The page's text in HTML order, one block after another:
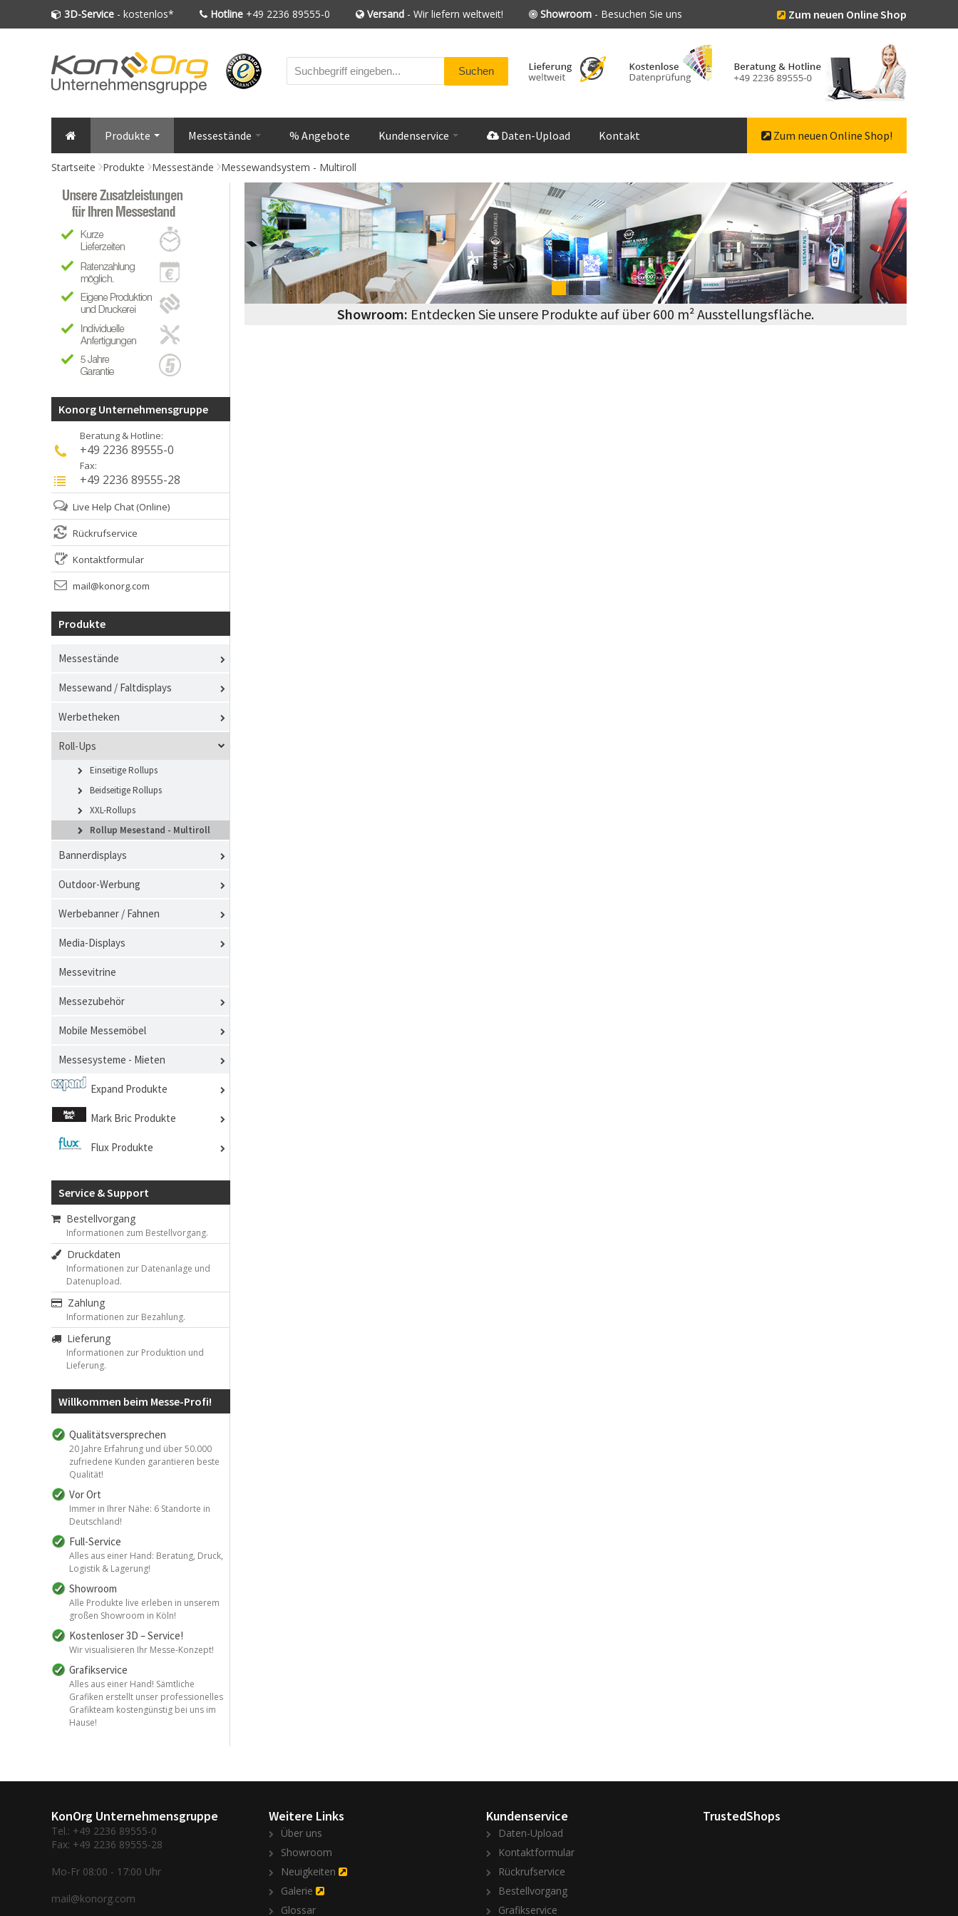
3D-Service - kostenlos* Hotline +49 2236 89555-0 Versand - Wir liefern weltweit! Showroom - Besuchen Sie uns Zum neuen Online Shop
Produkte Messestände % Angebote Kundenservice Daten-Upload Kontakt Zum neuen Online Shop!
Startseite Produkte Messestände Messewandsystem - Multiroll
Konorg Unternehmensgruppe
Beratung & Hotline:
+49 2236 89555-0
Fax:
+49 2236 89555-28
Live Help Chat (Online)
Rückrufservice
Kontaktformular
mail@konorg.com
Produkte
Messestände
Messewand / Faltdisplays
Werbetheken
Roll-Ups
Einseitige Rollups
Beidseitige Rollups
XXL-Rollups
Rollup Mesestand - Multiroll
Bannerdisplays
Outdoor-Werbung
Werbebanner / Fahnen
Media-Displays
Messevitrine
Messezubehör
Mobile Messemöbel
Messesysteme - Mieten
Expand Produkte
Mark Bric Produkte
Flux Produkte
Service & Support
Bestellvorgang
Informationen zum Bestellvorgang.
Druckdaten
Informationen zur Datenanlage und
Datenupload.
Zahlung
Informationen zur Bezahlung.
Lieferung
Informationen zur Produktion und
Lieferung.
Willkommen beim Messe-Profi!
Qualitätsversprechen
20 Jahre Erfahrung und über 50.000
zufriedene Kunden garantieren beste
Qualität!
Vor Ort
Immer in Ihrer Nähe: 6 Standorte in
Deutschland!
Full-Service
Alles aus einer Hand: Beratung, Druck,
Logistik & Lagerung!
Showroom
Alle Produkte live erleben in unserem
großen Showroom in Köln!
Kostenloser 3D – Service!
Wir visualisieren Ihr Messe-Konzept!
Grafikservice
Alles aus einer Hand! Sämtliche
Grafiken erstellt unser professionelles
Grafikteam kostengünstig bei uns im
Hause!
Showroom: Entdecken Sie unsere Produkte auf über 600 m² Ausstellungsfläche.
KonOrg Unternehmensgruppe
Tel.: +49 2236 89555-0
Fax: +49 2236 89555-28
Mo-Fr 08:00 - 17:00 Uhr
mail@konorg.com
Weitere Links
Über uns
Showroom
Neuigkeiten
Galerie
Glossar
Kundenservice
Daten-Upload
Kontaktformular
Rückrufservice
Bestellvorgang
Grafikservice
TrustedShops